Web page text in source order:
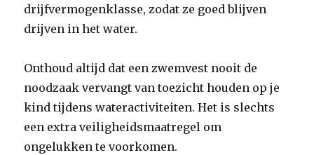
drijfvermogenklasse, zodat ze goed blijven
drijven in het water.
Onthoud altijd dat een zwemvest nooit de
noodzaak vervangt van toezicht houden op je
kind tijdens wateractiviteiten. Het is slechts
een extra veiligheidsmaatregel om
ongelukken te voorkomen.